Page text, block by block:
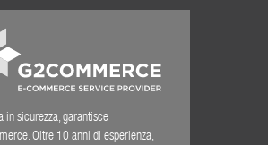
in sicurezza, garantisce
Oltre 10 anni di esperienza,